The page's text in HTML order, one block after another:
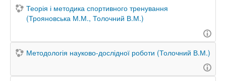
Теорія і методика спортивного тренування
(Трояновська М.М., Толочний В.М.)
Методологія науково-дослідної роботи (Толочний В.М.)